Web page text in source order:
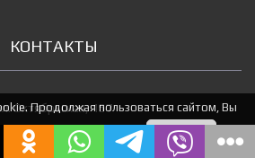
КОНТАКТЫ
Октябрьская, 157
Продолжая пользоваться сайтом, Вы
нами cookie. Я понимаю